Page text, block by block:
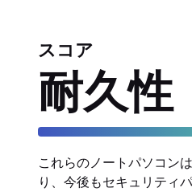
スコア
耐久性
これらのノートパソコン
り、今後もセキュリティ